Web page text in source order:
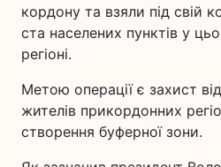
кордону та взяли під свій
ста населених пунктів у
регіоні.
Метою операції є захист
жителів прикордонних
створення буферної зони.